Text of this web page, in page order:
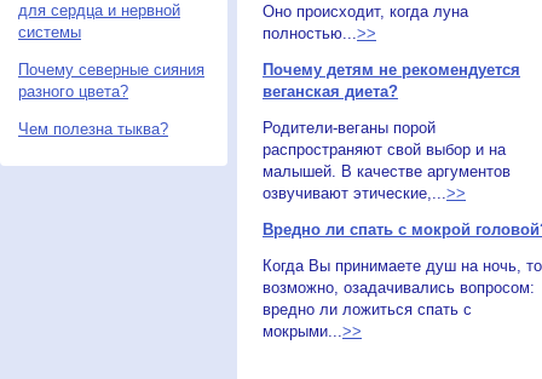
для сердца и нервной
системы
Почему северные сияния
разного цвета?
Чем полезна тыква?
Оно происходит, когда луна
полностью...>>
Почему детям не рекомендуется
веганская диета?
Родители-веганы порой
распространяют свой выбор и на
малышей. В качестве аргументов
озвучивают этические,...>>
Вредно ли спать с мокрой
Когда Вы принимаете душ на ночь,
возможно, озадачивались вопросом:
вредно ли ложиться спать с
мокрыми...>>